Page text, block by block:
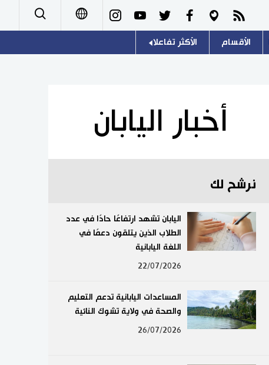
Русский
الأقسام
تجارب وآراء
سياسة
اقتصاد
مجتمع
ثقافة
طوكيو
الأكثر تفاعلا
هو وهي
المطبخ الياباني
أخبار اليابان
نرشح لك
اليابان تشهد ارتفاعًا حادًا في عدد
الطلاب الذين يتلقون دعمًا في
اللغة اليابانية
22/07/2026
المساعدات اليابانية تدعم التعليم
والصحة في ولاية تشوك النائية
26/07/2026